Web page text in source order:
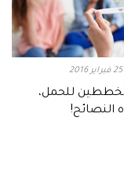
25 فبراير 2016
للحمل،
النصائح!